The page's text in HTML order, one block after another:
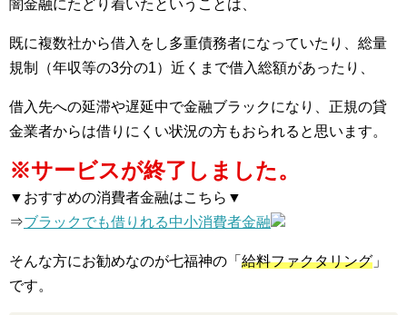
闇金融にたどり着いたということは、
既に複数社から借入をし多重債務者になっていたり、総量
規制（年収等の3分の1）近くまで借入総額があったり、
借入先への延滞や遅延中で金融ブラックになり、正規の貸
金業者からは借りにくい状況の方もおられると思います。
※サービスが終了しました。
▼おすすめの消費者金融はこちら▼
⇒ブラックでも借りれる中小消費者金融
そんな方にお勧めなのが七福神の「 給料ファクタリング 」
です。